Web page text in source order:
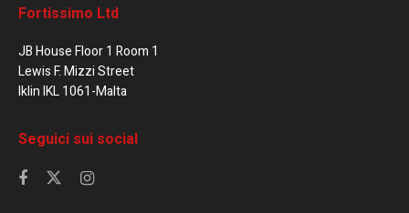
Fortissimo Ltd
JB House Floor 1 Room 1
Lewis F. Mizzi Street
Iklin IKL 1061-Malta
Seguici sui social